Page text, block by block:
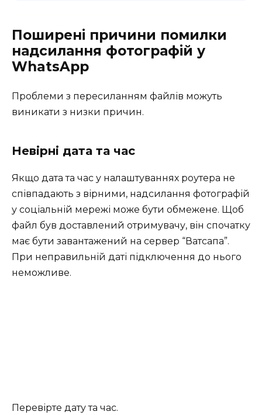
Поширені причини помилки
надсилання фотографій у
WhatsApp
Проблеми з пересиланням файлів можуть
виникати з низки причин.
Невірні дата та час
Якщо дата та час у налаштуваннях роутера не
співпадають з вірними, надсилання фотографій
у соціальній мережі може бути обмежене. Щоб
файл був доставлений отримувачу, він спочатку
має бути завантажений на сервер “Ватсапа”.
При неправильній даті підключення до нього
неможливе.
Перевірте дату та час.